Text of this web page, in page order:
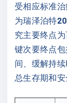
受相应标准
为瑞泽泊特
究主要终点
键次要终点
间、缓解持
总生存期和安